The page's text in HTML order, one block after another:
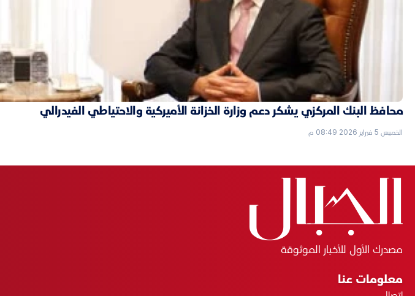
محافظ البنك المركزي يشكر دعم وزارة الخزانة الأميركية والاحتياطي الفيدرالي
الخميس 5 فبراير 2026 08:49 م
مصدرك الأول للأخبار الموثوقة
معلومات عنا